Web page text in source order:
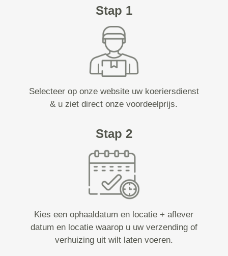
Stap 1
Selecteer op onze website uw koeriersdienst
& u ziet direct onze voordeelprijs.
Stap 2
Kies een ophaaldatum en locatie + aflever
datum en locatie waarop u uw verzending of
verhuizing uit wilt laten voeren.